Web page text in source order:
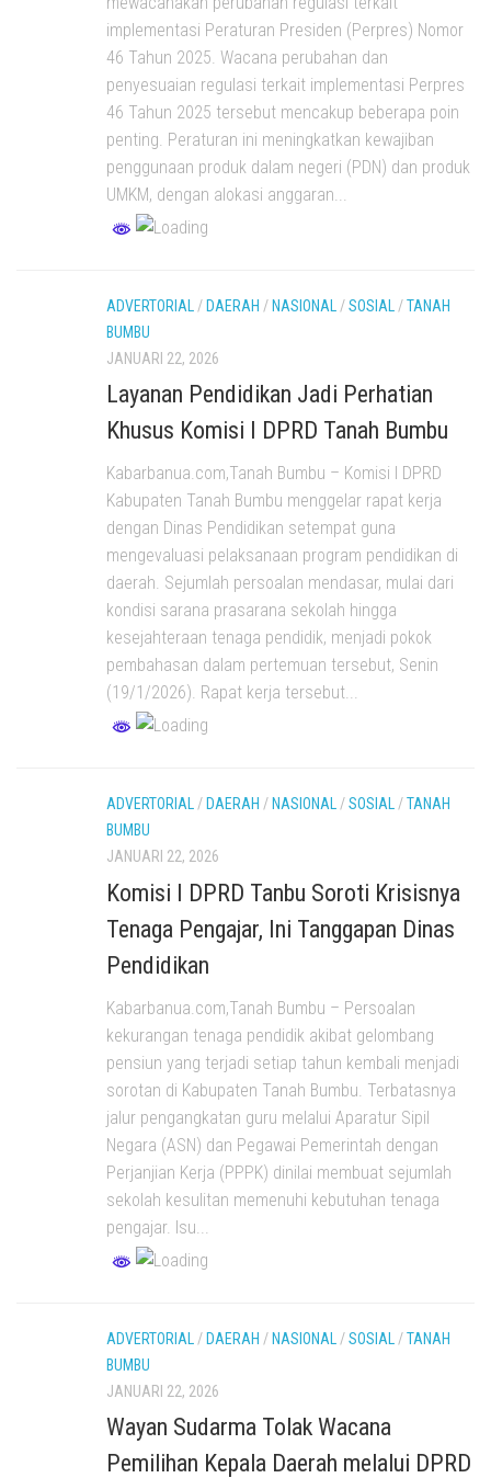
implementasi Peraturan Presiden (Perpres) Nomor
46 Tahun 2025. Wacana perubahan dan
penyesuaian regulasi terkait implementasi Perpres
46 Tahun 2025 tersebut mencakup beberapa poin
penting. Peraturan ini meningkatkan kewajiban
penggunaan produk dalam negeri (PDN) dan produk
UMKM, dengan alokasi anggaran...
ADVERTORIAL / DAERAH / NASIONAL /SOSIAL /TANAH
BUMBU
JANUARI 22, 2026
Layanan Pendidikan Jadi Perhatian
Khusus Komisi I DPRD Tanah Bumbu
Kabarbanua.com,Tanah Bumbu – Komisi I DPRD
Kabupaten Tanah Bumbu menggelar rapat kerja
dengan Dinas Pendidikan setempat guna
mengevaluasi pelaksanaan program pendidikan di
daerah. Sejumlah persoalan mendasar, mulai dari
kondisi sarana prasarana sekolah hingga
kesejahteraan tenaga pendidik, menjadi pokok
pembahasan dalam pertemuan tersebut, Senin
(19/1/2026). ‎Rapat kerja tersebut...
ADVERTORIAL/ DAERAH / NASIONAL/SOSIAL/TANAH
BUMBU
JANUARI 22, 2026
Komisi I DPRD Tanbu Soroti Krisisnya
Tenaga Pengajar, Ini Tanggapan Dinas
Pendidikan
Kabarbanua.com,Tanah Bumbu – Persoalan
kekurangan tenaga pendidik akibat gelombang
pensiun yang terjadi setiap tahun kembali menjadi
sorotan di Kabupaten Tanah Bumbu. Terbatasnya
jalur pengangkatan guru melalui Aparatur Sipil
Negara (ASN) dan Pegawai Pemerintah dengan
Perjanjian Kerja (PPPK) dinilai membuat sejumlah
sekolah kesulitan memenuhi kebutuhan tenaga
pengajar. Isu...
ADVERTORIAL / DAERAH / NASIONAL /SOSIAL /TANAH
BUMBU
JANUARI 22, 2026
Wayan Sudarma Tolak Wacana
Pemilihan Kepala Daerah melalui DPRD